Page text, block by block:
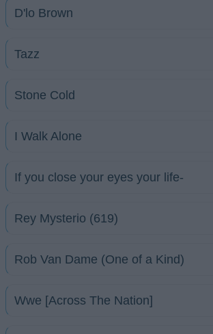
D'lo Brown
Tazz
Stone Cold
I Walk Alone
If you close your eyes your life-
Rey Mysterio (619)
Rob Van Dame (One of a Kind)
Wwe [Across The Nation]